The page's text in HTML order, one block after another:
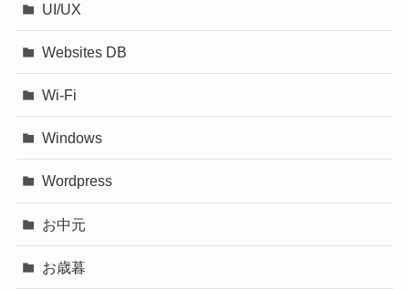
UI/UX
Websites DB
Wi-Fi
Windows
Wordpress
お中元
お歳暮